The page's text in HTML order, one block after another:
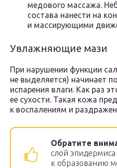
медового массажа.
состава нанести на
и массирующими
Увлажняющие мази
При нарушении функции
не выделяется) начинает
испарения влаги. Как раз
ее сухости. Такая кожа
к воспалениям и
Обратите
слой
к образованию